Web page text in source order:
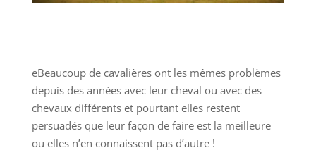
eBeaucoup de cavalières ont les mêmes problèmes
depuis des années avec leur cheval ou avec des
chevaux différents et pourtant elles restent
persuadés que leur façon de faire est la meilleure
ou elles n’en connaissent pas d’autre !